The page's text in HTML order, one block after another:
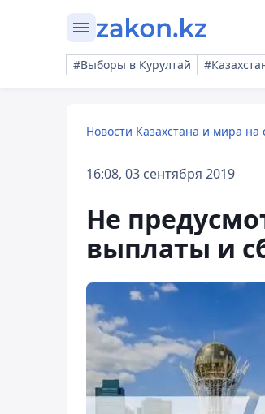
#Выборы в Курултай
Новости Казахстана и мира на
16:08, 03 сентября 2019
Не
выплаты и